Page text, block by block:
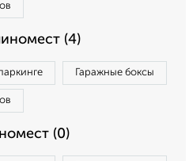
(4)
Гаражные боксы
(0)